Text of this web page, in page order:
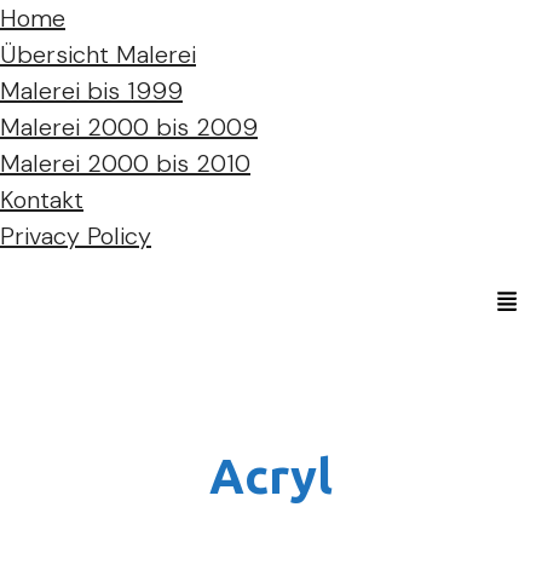
Home
Übersicht Malerei
Malerei bis 1999
Malerei 2000 bis 2009
Malerei 2000 bis 2010
Kontakt
Privacy Policy
Acryl